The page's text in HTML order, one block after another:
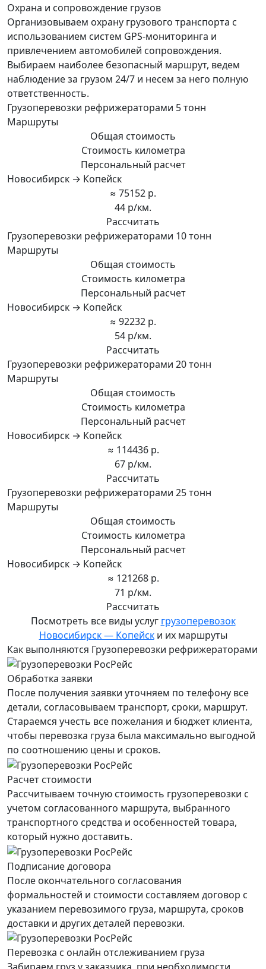
Охрана и сопровождение грузов
Организовываем охрану грузового транспорта с
использованием систем GPS-мониторинга и
привлечением автомобилей сопровождения.
Выбираем наиболее безопасный маршрут, ведем
наблюдение за грузом 24/7 и несем за него полную
ответственность.
Грузоперевозки рефрижераторами 5 тонн
Маршруты
Общая стоимость
Стоимость километра
Персональный расчет
Новосибирск → Копейск
≈ 75152 р.
44 р/км.
Рассчитать
Грузоперевозки рефрижераторами 10 тонн
Маршруты
Общая стоимость
Стоимость километра
Персональный расчет
Новосибирск → Копейск
≈ 92232 р.
54 р/км.
Рассчитать
Грузоперевозки рефрижераторами 20 тонн
Маршруты
Общая стоимость
Стоимость километра
Персональный расчет
Новосибирск → Копейск
≈ 114436 р.
67 р/км.
Рассчитать
Грузоперевозки рефрижераторами 25 тонн
Маршруты
Общая стоимость
Стоимость километра
Персональный расчет
Новосибирск → Копейск
≈ 121268 р.
71 р/км.
Рассчитать
Посмотреть все виды услуг грузоперевозок
Новосибирск — Копейски их маршруты
Как выполняются Грузоперевозки рефрижераторами
Обработка заявки
После получения заявки уточняем по телефону все
детали, согласовываем транспорт, сроки, маршрут.
Стараемся учесть все пожелания и бюджет клиента,
чтобы перевозка груза была максимально выгодной
по соотношению цены и сроков.
Расчет стоимости
Рассчитываем точную стоимость грузоперевозки с
учетом согласованного маршрута, выбранного
транспортного средства и особенностей товара,
который нужно доставить.
Подписание договора
После окончательного согласования
формальностей и стоимости составляем договор с
указанием перевозимого груза, маршрута, сроков
доставки и других деталей перевозки.
Перевозка с онлайн отслеживанием груза